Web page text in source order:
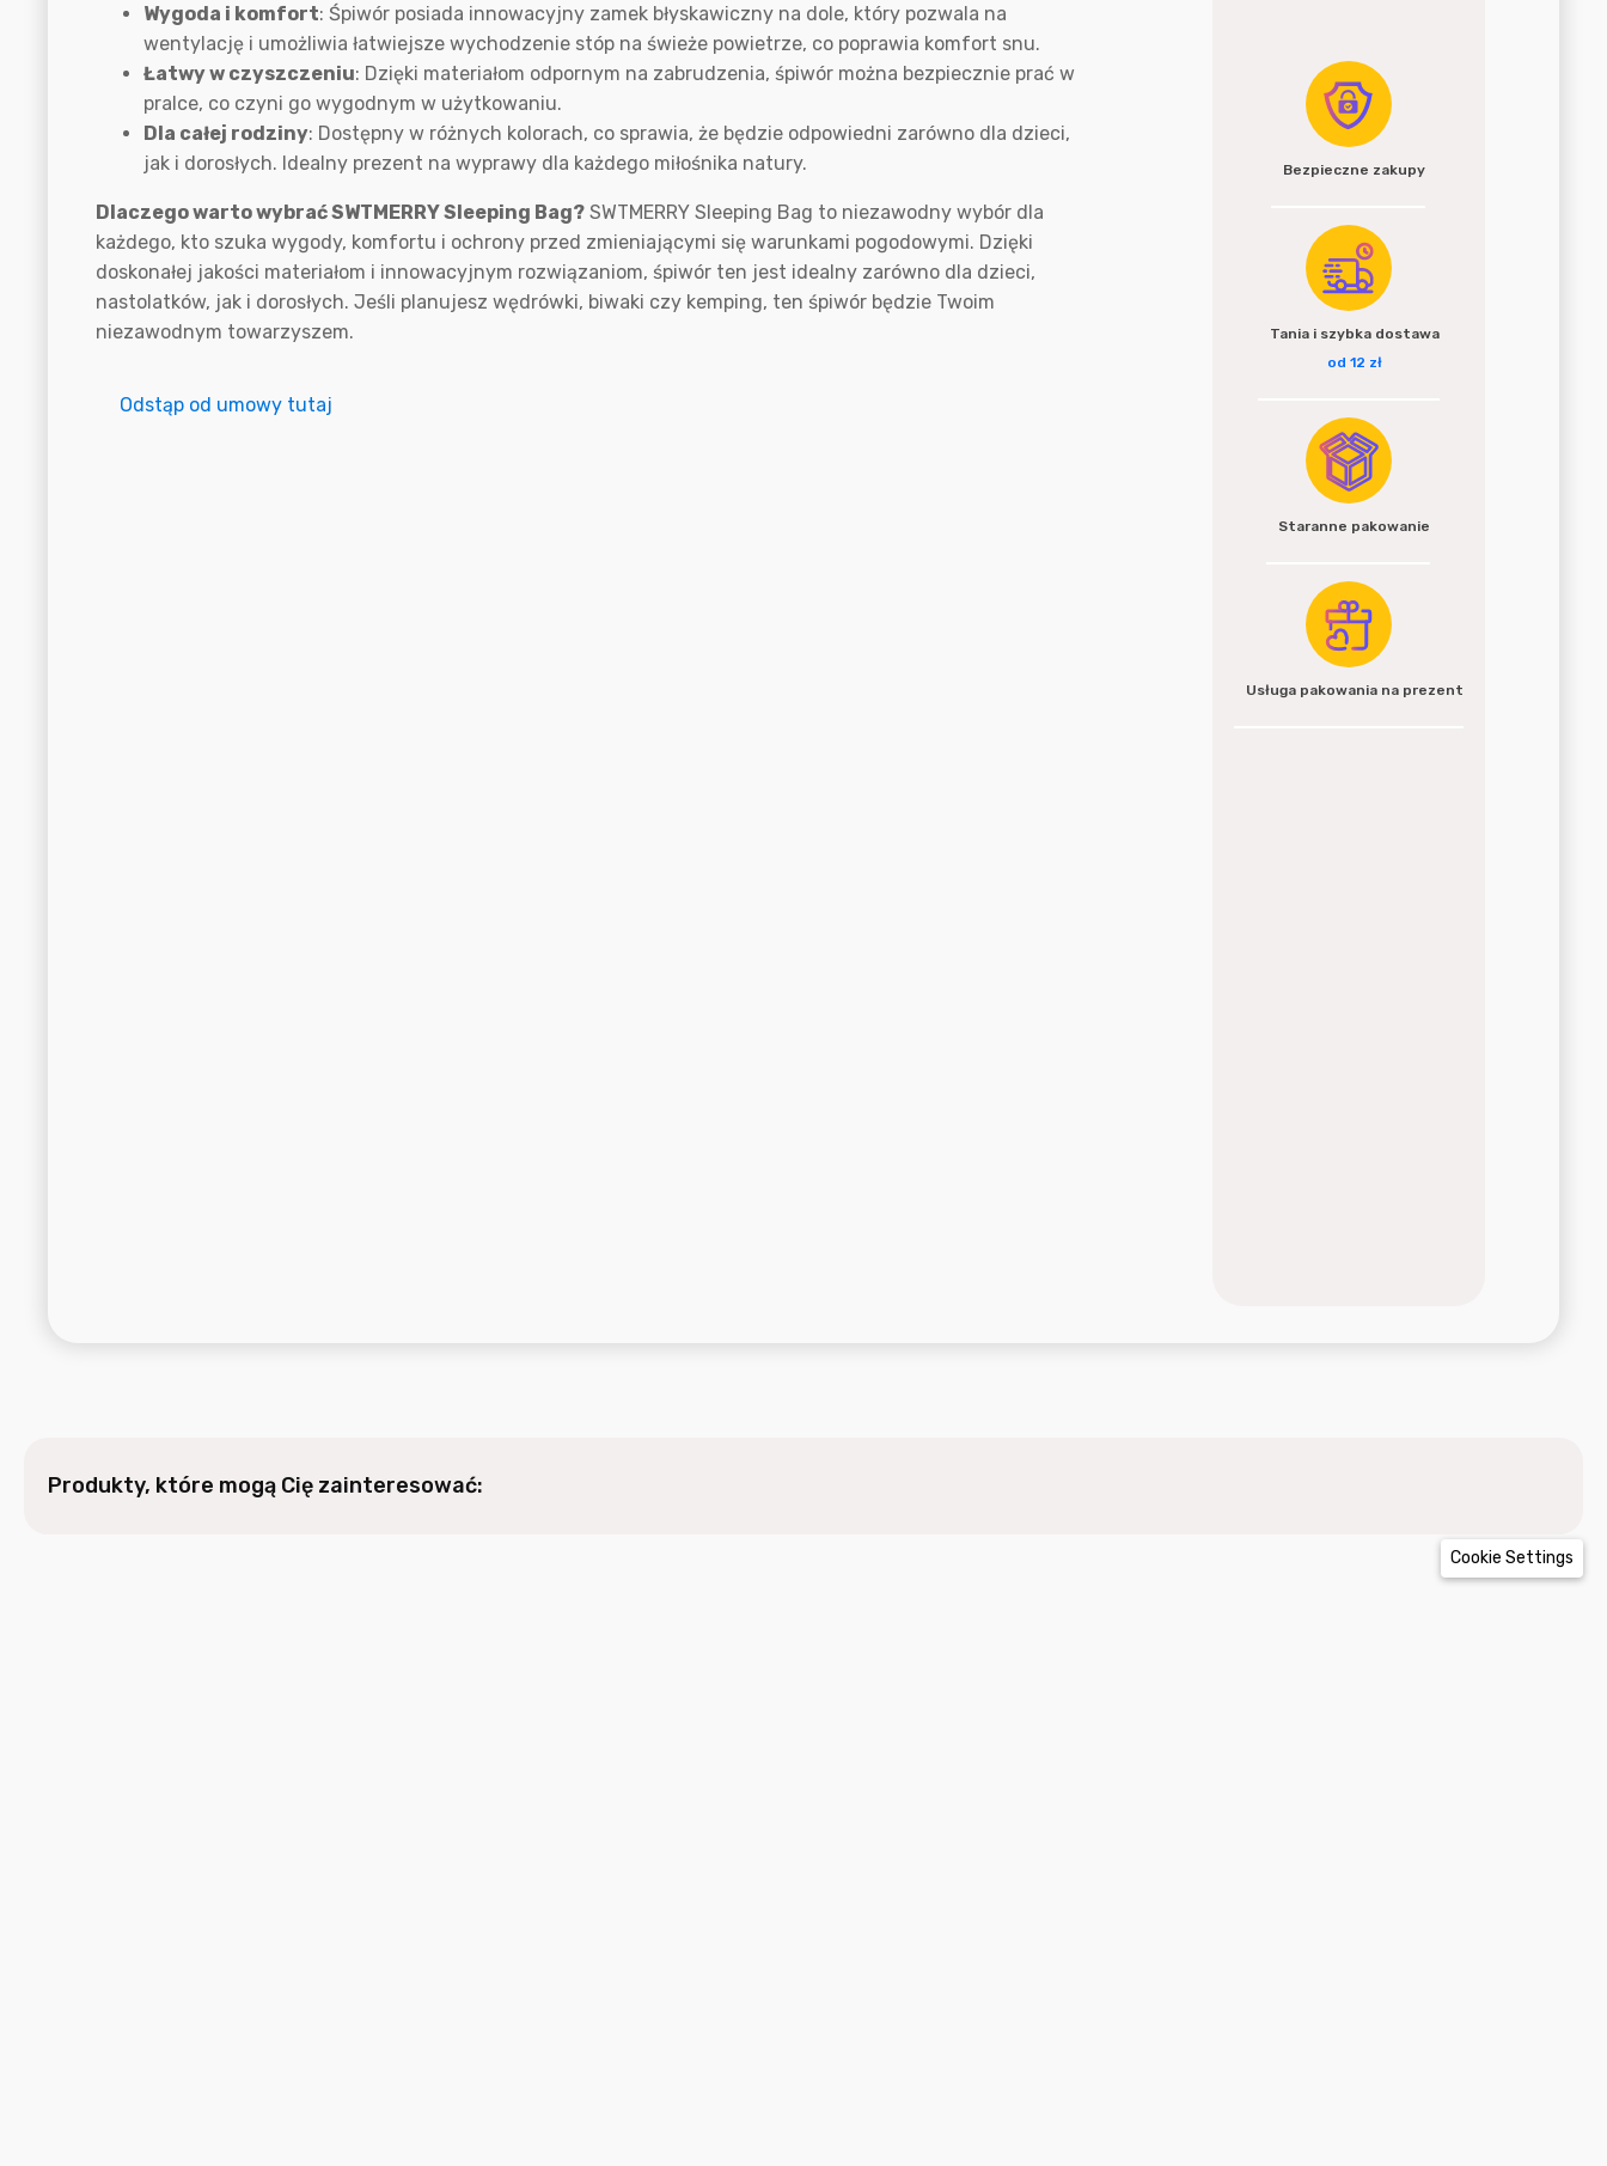
Wygoda i komfort: Śpiwór posiada innowacyjny zamek błyskawiczny na dole, który pozwala na
wentylację i umożliwia łatwiejsze wychodzenie stóp na świeże powietrze, co poprawia komfort snu.
Łatwy w czyszczeniu: Dzięki materiałom odpornym na zabrudzenia, śpiwór można bezpiecznie prać w
pralce, co czyni go wygodnym w użytkowaniu.
Dla całej rodziny: Dostępny w różnych kolorach, co sprawia, że będzie odpowiedni zarówno dla dzieci,
jak i dorosłych. Idealny prezent na wyprawy dla każdego miłośnika natury.
Dlaczego warto wybrać SWTMERRY Sleeping Bag? SWTMERRY Sleeping Bag to niezawodny wybór dla
każdego, kto szuka wygody, komfortu i ochrony przed zmieniającymi się warunkami pogodowymi. Dzięki
doskonałej jakości materiałom i innowacyjnym rozwiązaniom, śpiwór ten jest idealny zarówno dla dzieci,
nastolatków, jak i dorosłych. Jeśli planujesz wędrówki, biwaki czy kemping, ten śpiwór będzie Twoim
niezawodnym towarzyszem.
Odstąp od umowy tutaj
Bezpieczne zakupy
Tania i szybka dostawa
od 12 zł
Staranne pakowanie
Usługa pakowania na prezent
Produkty, które mogą Cię zainteresować:
Cookie Settings